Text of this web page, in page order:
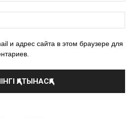
и адрес сайта в этом браузере для